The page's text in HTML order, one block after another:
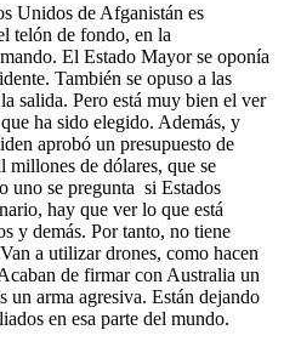
Unidos de Afganistán es
telón de fondo, en la
El Estado Mayor se oponía
También se opuso a las
salida. Pero está muy bien el ver
ha sido elegido. Además, y
aprobó un presupuesto de
millones de dólares, que se
uno se pregunta si Estados
hay que ver lo que está
y demás. Por tanto, no tiene
a utilizar drones, como hacen
de firmar con Australia un
un arma agresiva. Están dejando
en esa parte del mundo.